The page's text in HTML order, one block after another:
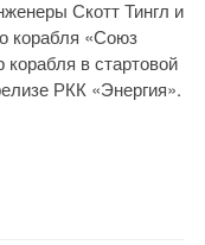
Скотт Тингл и
корабля «Союз
в стартовой
РКК «Энергия».